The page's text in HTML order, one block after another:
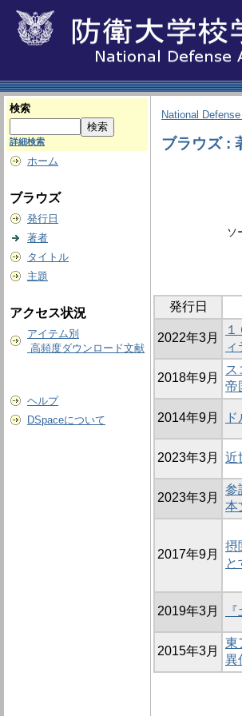
検索
詳細検索
ホーム
ブラウズ
発行日
著者
タイトル
主題
アクセス状況
アイテム別
高頻度ダウンロード文献
ヘルプ
DSpaceについて
National
ブラウズ :
ソ
発行日
2022年3月
2018年9月
ス
帝
2014年9月
2023年3月 近
2023年3月
参
本
2017年9月
摂
と
2019年3月
2015年3月
東
異